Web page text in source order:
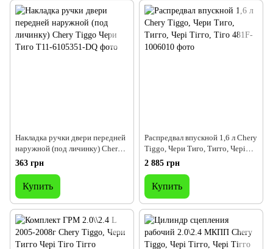
Накладка ручки двери передней
наружной (под личинку) Chery
Tiggo Чери Тиго
363 грн
Купить
Распредвал впускной 1,6 л Chery
Tiggo, Чери Тиго, Тигго, Чері
Тігго, Тіго
2 885 грн
Купить